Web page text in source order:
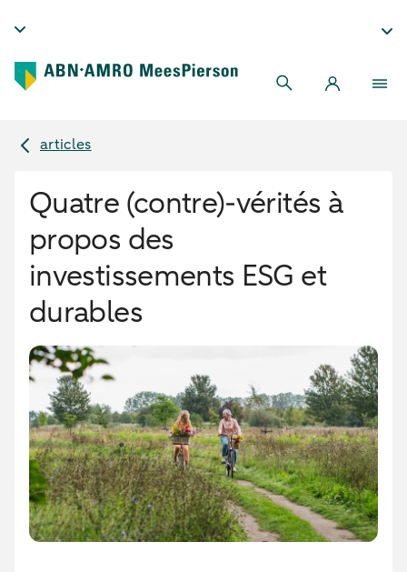
articles
Quatre (contre)-vérités à
propos des
investissements ESG et
durables